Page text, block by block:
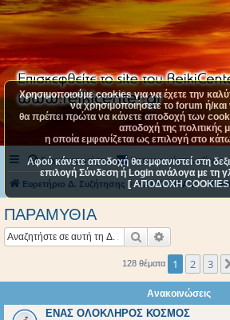
Συχνές ερωτήσεις Επικοινωνήστε μαζί μας
Ευρετήριο Δ. Συζήτησης ΚΑΤΗΓΟΡΙΑ 2
ΠΑΡΑΜΥΘΙΑ
Αναζήτηση
128 θέματα 1 2 3
Ανακοινώσεις
ΕΝΑΣ ΟΛΟΚΛΗΡΟΣ ΚΟΣΜΟΣ
Χρησιμοποιούμε cookies για να έχετε την
να χρησιμοποιήσετε το forum ή/και
θα πρέπει πρώτα να κάνετε αποδοχή των
αποδοχή της πολιτικής
η οποία εμφανίζεται ως επιλογή στο
Αφού κάνετε αποδοχή θα εμφανιστεί στη
επιλογή Σύνδεση ή Login ανάλογα με τη
[ ΑΠΟΔΟΧΗ